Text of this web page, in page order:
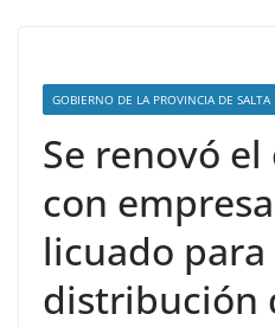
GOBIERNO DE LA PROVINCIA DE SALTA
Se renovó
con
licuado para
distribución